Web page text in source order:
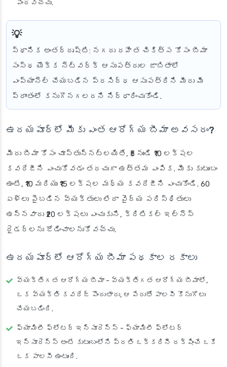
పొందవచ్చు.
స్థానిక అంతర్దృష్టి: నగదు రహిత చికిత్స కోసం బీమా
సంస్థ యొక్క నెట్‌వర్క్ ఆసుపత్రుల జాబితాలో
ఎంప్యానెల్ చేయబడిన ప్రసిద్ధ ఆసుపత్రిని మీరు మీ
ప్రాంతంలో కనుగొనగలరని నిర్ధారించుకోండి.
ఉదయపూర్‌లో మీకు ఎంత ఆరోగ్య బీమా అవసరం?
మీరు బీమా కోసం చూస్తున్నట్లయితే, ₹5 నుండి ₹10 లక్షల
కవరేజీని ఎంచుకోవడం తరచుగా ఉత్తమ ఎంపిక. మీకు కుటుంబం
ఉంటే, ₹10 మరియు ₹15 లక్షల మధ్య కవరేజీని ఎంచుకోండి. 60
ఏళ్లు పైబడిన వ్యక్తులు లేదా వైద్య పరిస్థితులు
ఉన్నవారు ₹20 లక్షలు ఎంచుకుని, క్రిటికల్ ఇల్నెస్
రైడర్‌లను జోడించాలనుకోవచ్చు.
ఉదయపూర్‌లో ఆరోగ్య బీమా పథకాల రకాలు
వ్యక్తిగత ఆరోగ్య బీమా - వ్యక్తిగత ఆరోగ్య బీమాలో,
ఒక వ్యక్తి కవరేజ్ పొందుతారు, ఆ పేరుతో పాలసీ కొనుగోలు
చేయబడింది.
ఫ్యామిలీ ఫ్లోటర్ ఇన్సూరెన్స్ - ఫ్యామిలీ ఫ్లోటర్
ఇన్సూరెన్స్ అంటే కుటుంబంలోని ప్రతి ఒక్కరినీ రక్షించే ఒకే
ఒక పాలసీ ఉంటుంది.